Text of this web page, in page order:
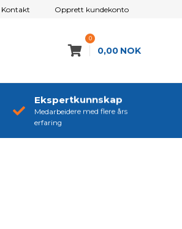
Kontakt Opprett kundekonto
0
0,00 NOK
Ekspertkunnskap
Medarbeidere med flere års
erfaring